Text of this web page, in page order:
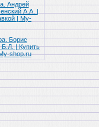
Андрей
А.А. |
| My-
Борис
Б.Л. | Купить
shop.ru